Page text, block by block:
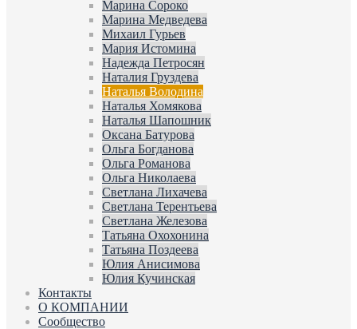
Марина Сороко
Марина Медведева
Михаил Гурьев
Мария Истомина
Надежда Петросян
Наталия Груздева
Наталья Володина
Наталья Хомякова
Наталья Шапошник
Оксана Батурова
Ольга Богданова
Ольга Романова
Ольга Николаева
Светлана Лихачева
Светлана Терентьева
Светлана Железова
Татьяна Охохонина
Татьяна Поздеева
Юлия Анисимова
Юлия Кучинская
Контакты
О КОМПАНИИ
Сообщество